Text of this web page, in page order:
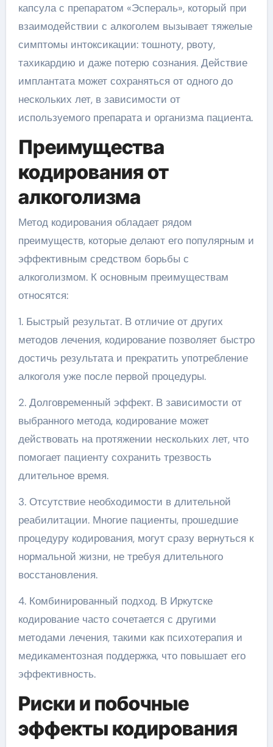
капсула с препаратом «Эспераль», который при
взаимодействии с алкоголем вызывает тяжелые
симптомы интоксикации: тошноту, рвоту,
тахикардию и даже потерю сознания. Действие
имплантата может сохраняться от одного до
нескольких лет, в зависимости от
используемого препарата и организма пациента.
Преимущества
кодирования от
алкоголизма
Метод кодирования обладает рядом
преимуществ, которые делают его популярным и
эффективным средством борьбы с
алкоголизмом. К основным преимуществам
относятся:
1. Быстрый результат. В отличие от других
методов лечения, кодирование позволяет быстро
достичь результата и прекратить употребление
алкоголя уже после первой процедуры.
2. Долговременный эффект. В зависимости от
выбранного метода, кодирование может
действовать на протяжении нескольких лет, что
помогает пациенту сохранить трезвость
длительное время.
3. Отсутствие необходимости в длительной
реабилитации. Многие пациенты, прошедшие
процедуру кодирования, могут сразу вернуться к
нормальной жизни, не требуя длительного
восстановления.
4. Комбинированный подход. В Иркутске
кодирование часто сочетается с другими
методами лечения, такими как психотерапия и
медикаментозная поддержка, что повышает его
эффективность.
Риски и побочные
эффекты кодирования